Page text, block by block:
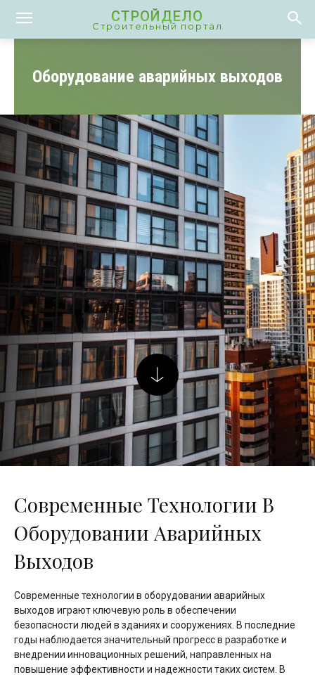
СТРОЙДЕЛО
Строительный портал
Оборудование аварийных выходов
Современные Технологии В
Оборудовании Аварийных
Выходов
Современные технологии в оборудовании аварийных
выходов играют ключевую роль в обеспечении
безопасности людей в зданиях и сооружениях. В последние
годы наблюдается значительный прогресс в разработке и
внедрении инновационных решений, направленных на
повышение эффективности и надежности таких систем. В